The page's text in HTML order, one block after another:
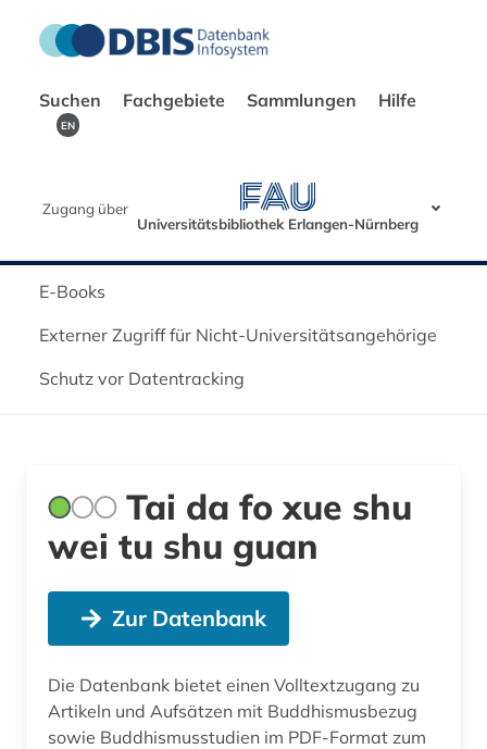
Suchen Fachgebiete Sammlungen Hilfe
EN
Zugang über
Universitätsbibliothek Erlangen-Nürnberg
E-Books
Externer Zugriff für Nicht-Universitätsangehörige
Schutz vor Datentracking
Tai da fo xue shu
wei tu shu guan
Zur Datenbank
Die Datenbank bietet einen Volltextzugang zu
Artikeln und Aufsätzen mit Buddhismusbezug
sowie Buddhismusstudien im PDF-Format zum